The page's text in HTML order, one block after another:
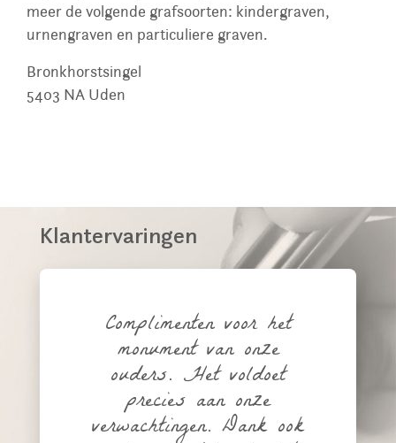
meer de volgende grafsoorten: kindergraven,
urnengraven en particuliere graven.
Bronkhorstsingel
5403 NA Uden
Klantervaringen
Complimenten voor het
monument van onze
ouders. Het voldoet
precies aan onze
verwachtingen. Dank ook